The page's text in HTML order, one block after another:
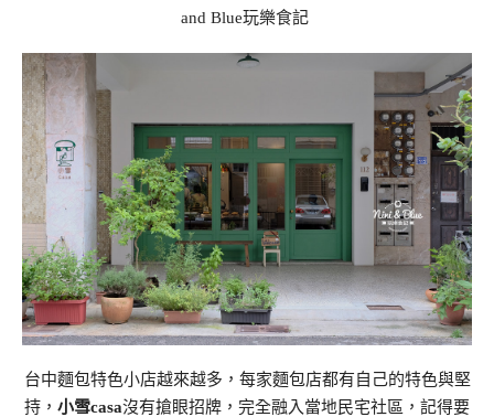
and Blue玩樂食記
台中麵包特色小店越來越多，每家麵包店都有自己的特色與堅
持， 小雪casa沒有搶眼招牌，完全融入當地民宅社區，記得要